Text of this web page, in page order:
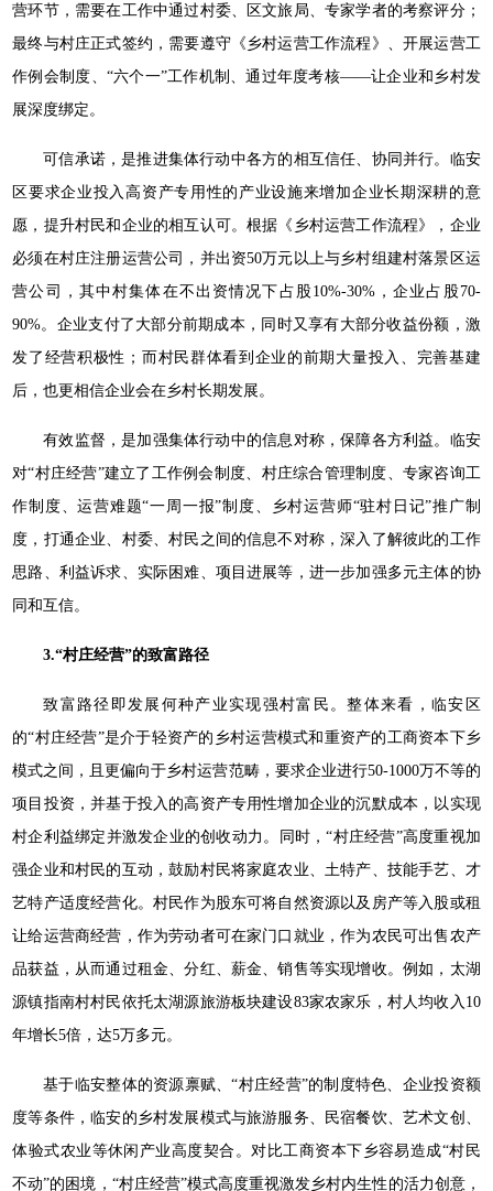
营环节，需要在工作中通过村委、区文旅局、专家学者的考察评分；
最终与村庄正式签约，需要遵守《乡村运营工作流程》、开展运营工
作例会制度、“六个一”工作机制、通过年度考核——让企业和乡村发
展深度绑定。
可信承诺，是推进集体行动中各方的相互信任、协同并行。临安
区要求企业投入高资产专用性的产业设施来增加企业长期深耕的意
愿，提升村民和企业的相互认可。根据《乡村运营工作流程》，企业
必须在村庄注册运营公司，并出资50万元以上与乡村组建村落景区运
营公司，其中村集体在不出资情况下占股10%-30%，企业占股70-
90%。企业支付了大部分前期成本，同时又享有大部分收益份额，激
发了经营积极性；而村民群体看到企业的前期大量投入、完善基建
后，也更相信企业会在乡村长期发展。
有效监督，是加强集体行动中的信息对称，保障各方利益。临安
对“村庄经营”建立了工作例会制度、村庄综合管理制度、专家咨询工
作制度、运营难题“一周一报”制度、乡村运营师“驻村日记”推广制
度，打通企业、村委、村民之间的信息不对称，深入了解彼此的工作
思路、利益诉求、实际困难、项目进展等，进一步加强多元主体的协
同和互信。
3.“村庄经营”的致富路径
致富路径即发展何种产业实现强村富民。整体来看，临安区
的“村庄经营”是介于轻资产的乡村运营模式和重资产的工商资本下乡
模式之间，且更偏向于乡村运营范畴，要求企业进行50-1000万不等的
项目投资，并基于投入的高资产专用性增加企业的沉默成本，以实现
村企利益绑定并激发企业的创收动力。同时，“村庄经营”高度重视加
强企业和村民的互动，鼓励村民将家庭农业、土特产、技能手艺、才
艺特产适度经营化。村民作为股东可将自然资源以及房产等入股或租
让给运营商经营，作为劳动者可在家门口就业，作为农民可出售农产
品获益，从而通过租金、分红、薪金、销售等实现增收。例如，太湖
源镇指南村村民依托太湖源旅游板块建设83家农家乐，村人均收入10
年增长5倍，达5万多元。
基于临安整体的资源禀赋、“村庄经营”的制度特色、企业投资额
度等条件，临安的乡村发展模式与旅游服务、民宿餐饮、艺术文创、
体验式农业等休闲产业高度契合。对比工商资本下乡容易造成“村民
不动”的困境，“村庄经营”模式高度重视激发乡村内生性的活力创意，